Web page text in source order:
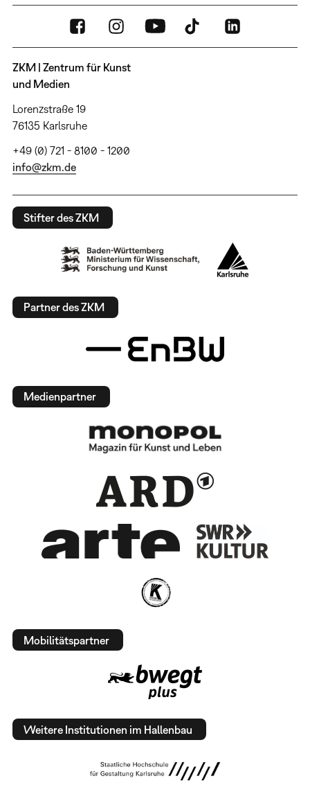
ZKM | Zentrum für Kunst
und Medien
Lorenzstraße 19
76135 Karlsruhe
+49 (0) 721 - 8100 - 1200
info@zkm.de
Stifter des ZKM
Partner des ZKM
Medienpartner
Mobilitätspartner
Weitere Institutionen im Hallenbau